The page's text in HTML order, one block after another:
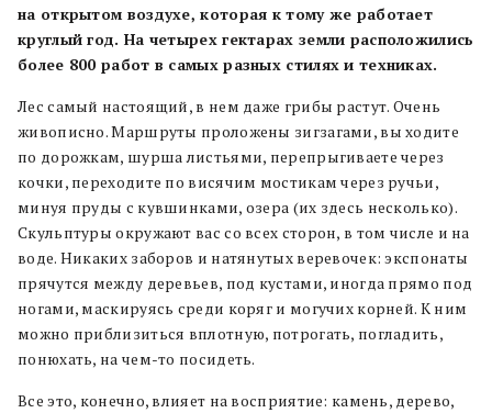
на открытом воздухе, которая к тому же работает
круглый год. На четырех гектарах земли расположились
более 800 работ в самых разных стилях и техниках.
Лес самый настоящий, в нем даже грибы растут. Очень
живописно. Маршруты проложены зигзагами, вы ходите
по дорожкам, шурша листьями, перепрыгиваете через
кочки, переходите по висячим мостикам через ручьи,
минуя пруды с кувшинками, озера (их здесь несколько).
Скульптуры окружают вас со всех сторон, в том числе и на
воде. Никаких заборов и натянутых веревочек: экспонаты
прячутся между деревьев, под кустами, иногда прямо под
ногами, маскируясь среди коряг и могучих корней. К ним
можно приблизиться вплотную, потрогать, погладить,
понюхать, на чем-то посидеть.
Все это, конечно, влияет на восприятие: камень, дерево,